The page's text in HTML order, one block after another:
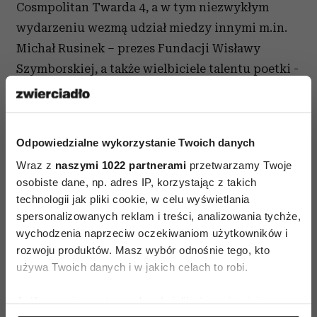
Odpowiedzialne wykorzystanie Twoich danych
Wraz z naszymi 1022 partnerami przetwarzamy Twoje
osobiste dane, np. adres IP, korzystając z takich
technologii jak pliki cookie, w celu wyświetlania
spersonalizowanych reklam i treści, analizowania tychże,
wychodzenia naprzeciw oczekiwaniom użytkowników i
rozwoju produktów. Masz wybór odnośnie tego, kto
używa Twoich danych i w jakich celach to robi.
Jeśli wyrazisz na to zgodę, chcielibyśmy również:
Cosmpolitan Twarda 4, a w tym niezwykłym
wydarzeniu wezmą udział miedzy innymi m.in.
Michał Rusinek – prezes Fundacji Wisławy
Szymborskiej, a także wielbiciele talentu poetki -
Tomasz Stańko, Andrzej Wajda i profesor Maciej
Lewenstein. Od 16 września 2016 roku przez dwa
na parterze budynku Cosmopolitan Twarda 4
będzie otwarta dla wszystkich warszawiaków,
którzy będą chcieli poznać prace polskiej
Noblistki.
“Jesteśmy niezwykle dumni, że dzięki naszej
współpracy z Fundacją Wisławy Szymborskiej
podziwiać tę niezwykłą wystawę. Od samego